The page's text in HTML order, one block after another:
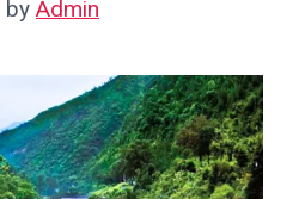
by Admin